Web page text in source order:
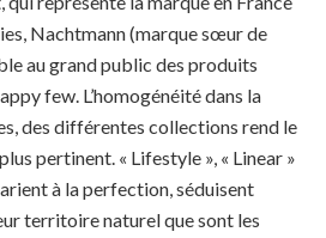
Nachtmann (marque sœur de
au grand public des produits
few. L’homogénéité dans la
des différentes collections rend le
pertinent. « Lifestyle », « Linear »
à la perfection, séduisent
territoire naturel que sont les